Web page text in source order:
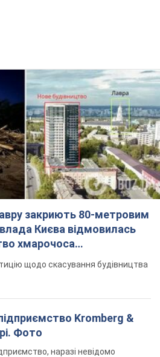
закриють 80-метровим
Києва відмовилась
хмарочоса
щодо скасування будівництва
Kromberg &
Фото
наразі невідомо